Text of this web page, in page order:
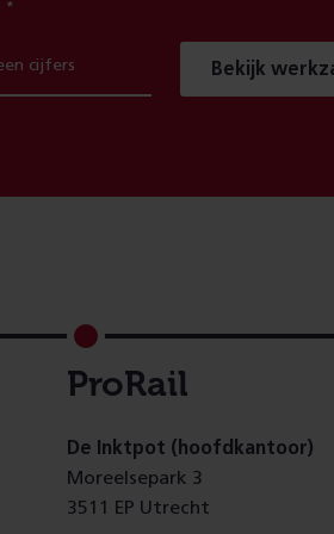
Bekijk
ProRail
De Inktpot (hoofdkantoor)
Moreelsepark 3
3511 EP Utrecht